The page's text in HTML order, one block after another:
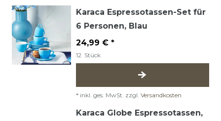
Karaca Espressotassen-Set für
6 Personen, Blau
24,99 € *
12 Stück
* inkl. ges. MwSt. zzgl. Versandkosten
Karaca Globe Espressotassen,